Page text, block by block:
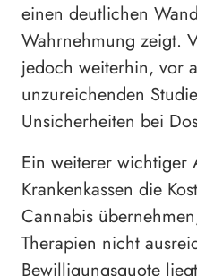
einen deutlichen
Wahrnehmung zeigt.
jedoch weiterhin, vor
unzureichenden
Unsicherheiten bei
Ein weiterer wichtiger
Krankenkassen die
Cannabis
Therapien nicht
Bewilligungsquote